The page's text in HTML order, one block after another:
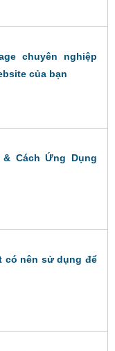
chuyên nghiệp
của bạn
Cách Ứng Dụng
có nên sử dụng để